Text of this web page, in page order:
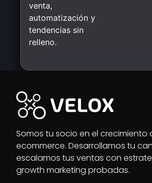
venta,
automatización y
tendencias sin
relleno.
Somos tu socio en el crecimiento
ecommerce. Desarrollamos tu
escalamos tus ventas con
growth marketing probadas.